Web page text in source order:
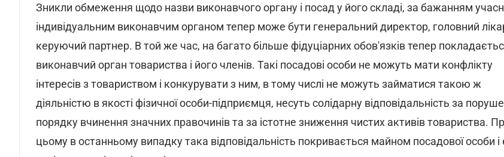
Зникли обмеження щодо назви виконавчого органу і посад у його складі, за бажанням
індивідуальним виконавчим органом тепер може бути генеральний директор, головний
керуючий партнер. В той же час, на багато більше фідуціарних обов'язків тепер
виконавчий орган товариства і його членів. Такі посадові особи не можуть мати конфлікту
інтересів з товариством і конкурувати з ним, в тому числі не можуть займатися такою ж
діяльністю в якості фізичної особи-підприємця, несуть солідарну відповідальність за
порядку вчинення значних правочинів та за істотне зниження чистих активів товариства.
цьому в останньому випадку така відповідальність покривається майном посадової особи і